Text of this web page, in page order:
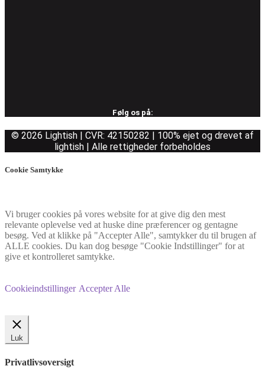
Følg os på:
© 2026 Lightish | CVR: 42150282 | 100% ejet og drevet af
lightish | Alle rettigheder forbeholdes
Cookie Samtykke
Vi bruger cookies på vores website for at give dig den mest
relevante oplevelse ved at huske dine præferencer og gentagne
besøg. Ved at klikke på "Accepter Alle", samtykker du til brugen af
ALLE cookies. Du kan dog besøge "Cookie Indstillinger" for at
give et kontrolleret samtykke.
Cookieindstillinger Accepter Alle
Luk
Privatlivsoversigt